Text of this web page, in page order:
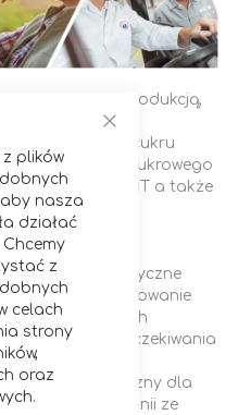
Zamknij
plików
nasza
działać
Chcemy
z
celach
strony
oraz
zajmuje się produkcją,
klientom
cukru białego, cukru
asortymentu cukrowego
marką DIAMANT a także
Polsce jest elastyczne
a także kreowanie
oferowanych
jakościowe oczekiwania
najszerszym i
być bezpieczny dla
rozwijać w harmonii ze